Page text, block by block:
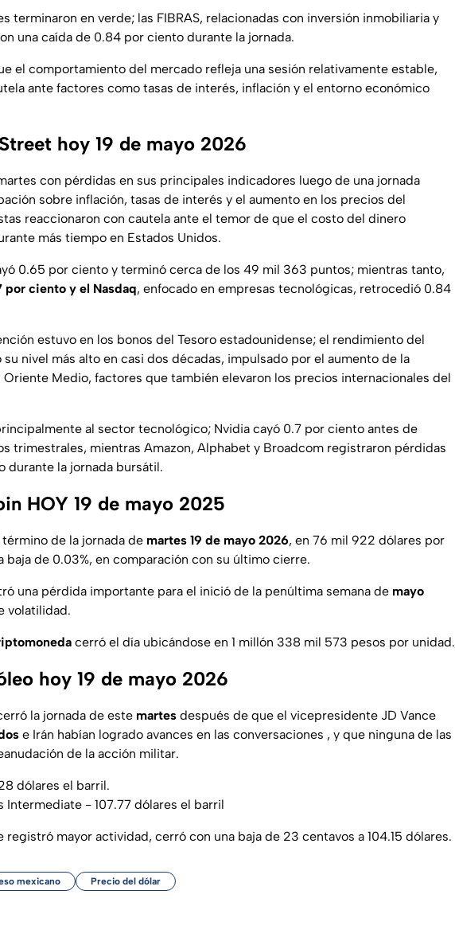
terminaron en verde; las FIBRAS, relacionadas con inversión inmobiliaria y
una caída de 0.84 por ciento durante la jornada.
el comportamiento del mercado refleja una sesión relativamente estable,
ante factores como tasas de interés, inflación y el entorno económico
hoy 19 de mayo 2026
con pérdidas en sus principales indicadores luego de una jornada
sobre inflación, tasas de interés y el aumento en los precios del
reaccionaron con cautela ante el temor de que el costo del dinero
más tiempo en Estados Unidos.
0.65 por ciento y terminó cerca de los 49 mil 363 puntos; mientras tanto,
ciento y el Nasdaq, enfocado en empresas tecnológicas, retrocedió 0.84
estuvo en los bonos del Tesoro estadounidense; el rendimiento del
su nivel más alto en casi dos décadas, impulsado por el aumento de la
Oriente Medio, factores que también elevaron los precios internacionales del
al sector tecnológico; Nvidia cayó 0.7 por ciento antes de
trimestrales, mientras Amazon, Alphabet y Broadcom registraron pérdidas
durante la jornada bursátil.
HOY 19 de mayo 2025
término de la jornada de martes 19 de mayo 2026, en 76 mil 922 dólares por
baja de 0.03%, en comparación con su último cierre.
una pérdida importante para el inició de la penúltima semana de mayo
volatilidad.
cerró el día ubicándose en 1 millón 338 mil 573 pesos por unidad.
hoy 19 de mayo 2026
la jornada de este martes después de que el vicepresidente JD Vance
e Irán habían logrado avances en las conversaciones , y que ninguna de las
de la acción militar.
dólares el barril.
Intermediate - 107.77 dólares el barril
mayor actividad, cerró con una baja de 23 centavos a 104.15 dólares.
mexicano Precio del dólar